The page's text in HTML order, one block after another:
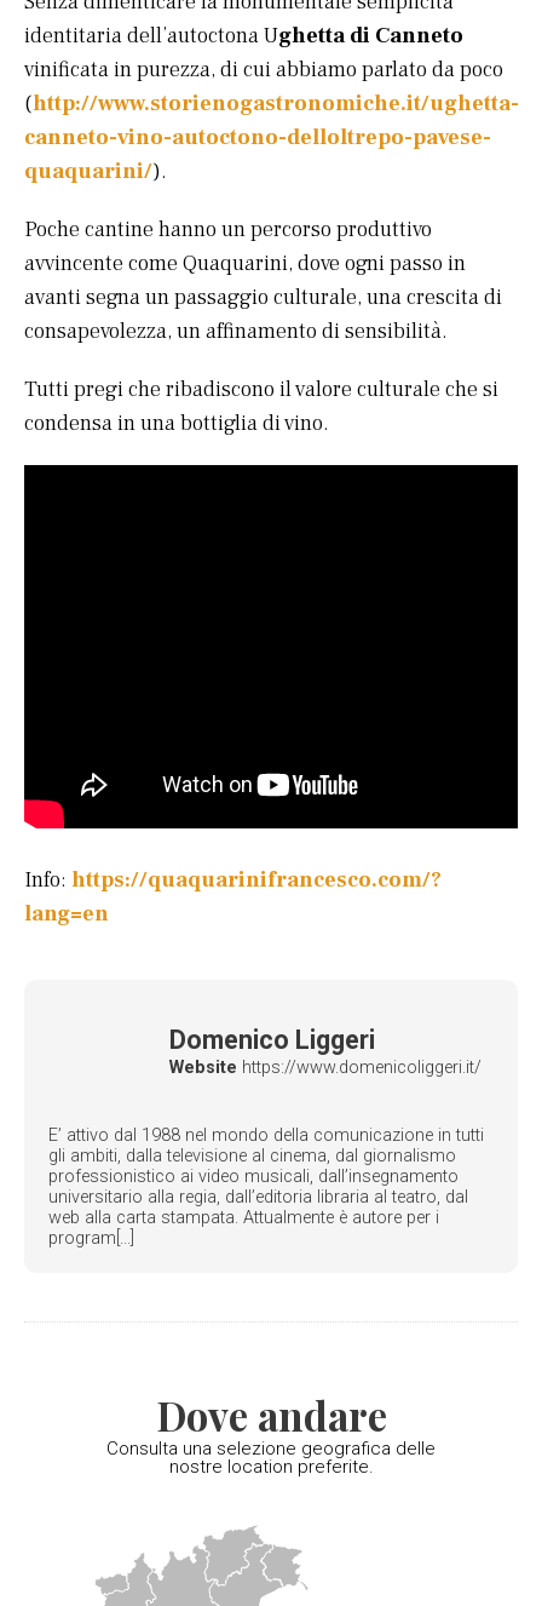
identitaria dell’autoctona Ughetta di Canneto
vinificata in purezza, di cui abbiamo parlato da poco
(http://www.storienogastronomiche.it/ughetta-
canneto-vino-autoctono-delloltrepo-pavese-
quaquarini/).
Poche cantine hanno un percorso produttivo
avvincente come Quaquarini, dove ogni passo in
avanti segna un passaggio culturale, una crescita di
consapevolezza, un affinamento di sensibilità.
Tutti pregi che ribadiscono il valore culturale che si
condensa in una bottiglia di vino.
Info: https://quaquarinifrancesco.com/?
lang=en
Domenico Liggeri
Website https://www.domenicoliggeri.it/
E’ attivo dal 1988 nel mondo della comunicazione in tutti
gli ambiti, dalla televisione al cinema, dal giornalismo
professionistico ai video musicali, dall’insegnamento
universitario alla regia, dall’editoria libraria al teatro, dal
web alla carta stampata. Attualmente è autore per i
program[...]
Dove andare
Consulta una selezione geografica delle
nostre location preferite.